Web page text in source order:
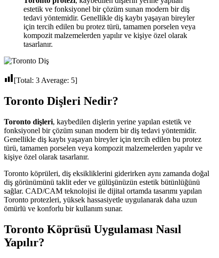
estetik ve fonksiyonel bir çözüm sunan modern bir diş
tedavi yöntemidir. Genellikle diş kaybı yaşayan bireyler
için tercih edilen bu protez türü, tamamen porselen veya
kompozit malzemelerden yapılır ve kişiye özel olarak
tasarlanır.
[Total: 3 Average: 5]
Toronto Dişleri Nedir?
Toronto dişleri, kaybedilen dişlerin yerine yapılan estetik ve
fonksiyonel bir çözüm sunan modern bir diş tedavi yöntemidir.
Genellikle diş kaybı yaşayan bireyler için tercih edilen bu protez
türü, tamamen porselen veya kompozit malzemelerden yapılır ve
kişiye özel olarak tasarlanır.
Toronto köprüleri, diş eksikliklerini giderirken aynı zamanda doğal
diş görünümünü taklit eder ve gülüşünüzün estetik bütünlüğünü
sağlar. CAD/CAM teknolojisi ile dijital ortamda tasarımı yapılan
Toronto protezleri, yüksek hassasiyetle uygulanarak daha uzun
ömürlü ve konforlu bir kullanım sunar.
Toronto Köprüsü Uygulaması Nasıl
Yapılır?